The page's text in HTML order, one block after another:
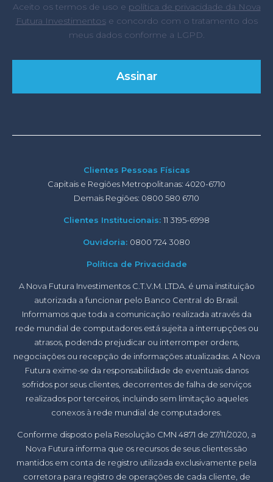
Aceito os termos de uso e política de privacidade da Nova
Futura Investimentose concordo com o tratamento dos
meus dados conforme a LGPD.
Clientes Pessoas Físicas
Capitais e Regiões Metropolitanas: 4020-6710
Demais Regiões: 0800 580 6710
Clientes Institucionais: 11 3195-6998
Ouvidoria: 0800 724 3080
Política de Privacidade
A Nova Futura Investimentos C.T.V.M. LTDA. é uma instituição
autorizada a funcionar pelo Banco Central do Brasil.
Informamos que toda a comunicação realizada através da
rede mundial de computadores está sujeita a interrupções ou
atrasos, podendo prejudicar ou interromper ordens,
negociações ou recepção de informações atualizadas. A Nova
Futura exime-se da responsabilidade de eventuais danos
sofridos por seus clientes, decorrentes de falha de serviços
realizados por terceiros, incluindo sem limitação aqueles
conexos à rede mundial de computadores.
Conforme disposto pela Resolução CMN 4871 de 27/11/2020, a
Nova Futura informa que os recursos de seus clientes são
mantidos em conta de registro utilizada exclusivamente pela
corretora para registro de operações de cada cliente, de